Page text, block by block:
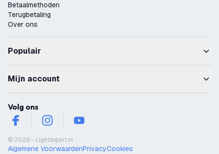
Betaalmethoden
Terugbetaling
Over ons
Populair
Mijn account
Volg ons
facebookinstagramyoutube
© 2026 - Lightexpert.nl
Algemene VoorwaardenPrivacyCookies